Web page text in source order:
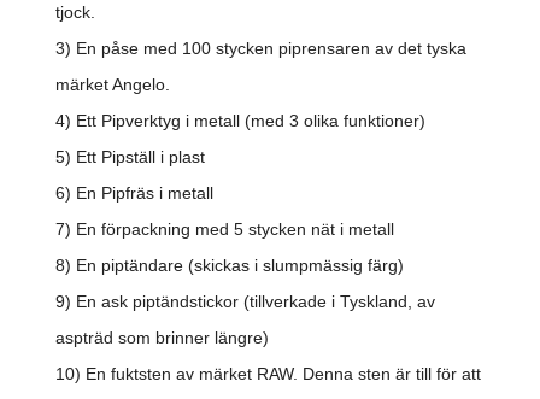
tjock.
3) En påse med 100 stycken piprensaren av det tyska
märket Angelo.
4) Ett Pipverktyg i metall (med 3 olika funktioner)
5) Ett Pipställ i plast
6) En Pipfräs i metall
7) En förpackning med 5 stycken nät i metall
8) En piptändare (skickas i slumpmässig färg)
9) En ask piptändstickor (tillverkade i Tyskland, av
aspträd som brinner längre)
10) En fuktsten av märket RAW. Denna sten är till för att